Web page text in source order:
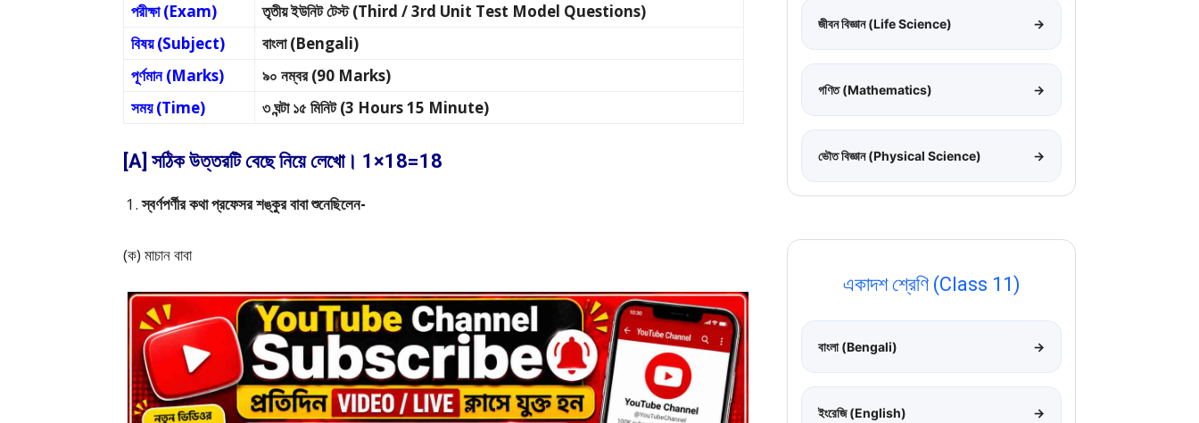
পরীক্ষা (Exam)
তৃতীয় ইউনিট টেস্ট (Third / 3rd Unit Test Model Questions)
বিষয় (Subject)
বাংলা (Bengali)
পূর্ণমান (Marks)
৯০ নম্বর (90 Marks)
সময় (Time)
৩ ঘন্টা ১৫ মিনিট (3 Hours 15 Minute)
[A] সঠিক উত্তরটি বেছে নিয়ে লেখো। 1×18=18
স্বর্ণপর্ণীর কথা প্রফেসর শঙ্কুর বাবা শুনেছিলেন-
(ক) মাচান বাবা
জীবন বিজ্ঞান (Life Science) →
গণিত (Mathematics) →
ভৌত বিজ্ঞান (Physical Science) →
একাদশ শ্রেণি (Class 11)
বাংলা (Bengali) →
ইংরেজি (English) →